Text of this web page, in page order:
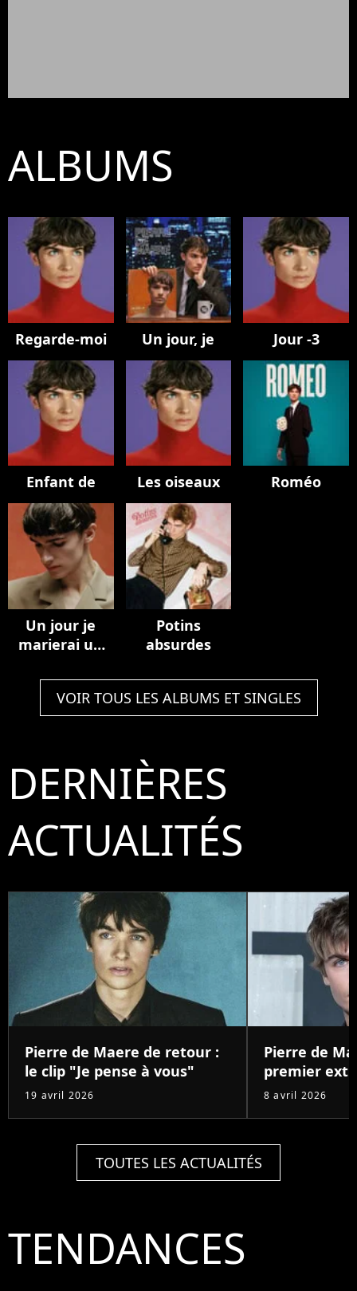
ALBUMS
Regarde-moi Un jour, je Jour -3
Enfant de Les oiseaux Roméo
Un jour je
marierai un
Potins
absurdes
VOIR TOUS LES ALBUMS ET SINGLES
DERNIÈRES
ACTUALITÉS
Pierre de Maere de retour :
le clip "Je pense à vous"
19 avril 2026
Pierre de
premier
8 avril 2026
TOUTES LES ACTUALITÉS
TENDANCES